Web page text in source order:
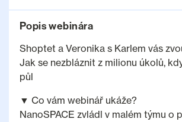
Popis webinára
Shoptet a Veronika s Karlem vás
Jak se nezbláznit z milionu úkolů,
půl
▼ Co vám webinář ukáže?
NanoSPACE zvládl v malém týmu o